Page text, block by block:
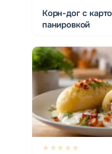
Корн-дог с
панировкой
★★★★★